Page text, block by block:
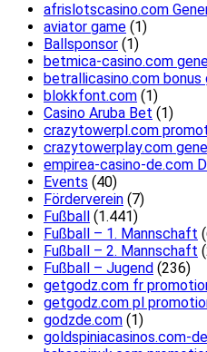
afrislotscasino.com
aviator game (1)
Ballsponsor (1)
betmica-casino.com
betrallicasino.com
blokkfont.com (1)
Casino Aruba Bet (1)
crazytowerpl.com
crazytowerplay.com
empirea-casino-de.com
Events (40)
Förderverein (7)
Fußball
(1.441)
Fußball – 1. Mannschaft
Fußball – 2. Mannschaft
Fußball – Jugend (236)
getgodz.com fr
getgodz.com pl
godzde.com (1)
goldspiniacasinos.com-de